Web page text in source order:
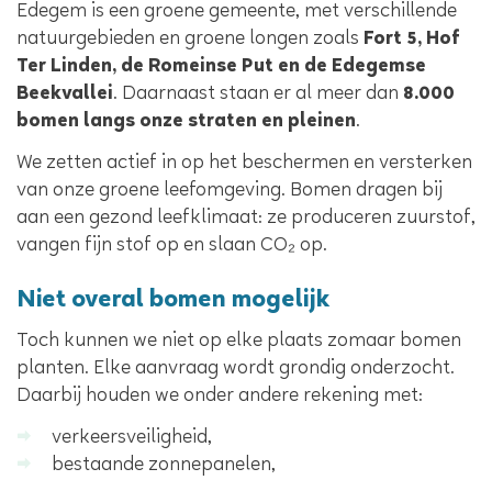
Edegem is een groene gemeente, met verschillende
natuurgebieden en groene longen zoals Fort 5, Hof
Ter Linden, de Romeinse Put en de Edegemse
Beekvallei. Daarnaast staan er al meer dan 8.000
bomen langs onze straten en pleinen.
We zetten actief in op het beschermen en versterken
van onze groene leefomgeving. Bomen dragen bij
aan een gezond leefklimaat: ze produceren zuurstof,
vangen fijn stof op en slaan CO₂ op.
Niet overal bomen mogelijk
Toch kunnen we niet op elke plaats zomaar bomen
planten. Elke aanvraag wordt grondig onderzocht.
Daarbij houden we onder andere rekening met:
verkeersveiligheid,
bestaande zonnepanelen,